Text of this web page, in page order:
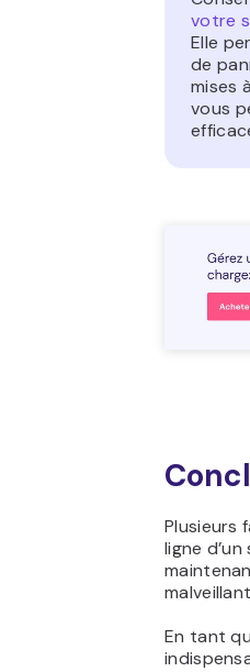
votre
Elle
de
mises
vous
Plusieurs
ligne
En tant